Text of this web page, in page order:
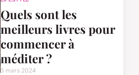
Quels sont les
meilleurs livres pour
commencer à
méditer ?
5 mars 2024